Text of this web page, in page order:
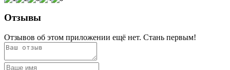
Отзывы
Отзывов об этом приложении ещё нет. Стань первым!